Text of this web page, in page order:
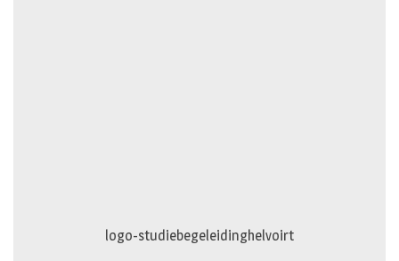
logo-studiebegeleidinghelvoirt